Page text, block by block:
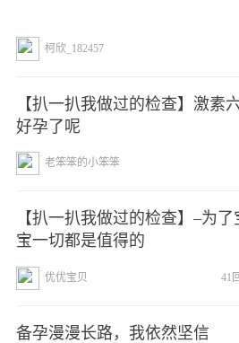
柯欣_182457
【扒一扒我做过的检查】激素
好孕了呢
老笨笨的小笨笨
【扒一扒我做过的检查】–为了
宝一切都是值得的
优优宝贝 41
备孕漫漫长路，我依然坚信